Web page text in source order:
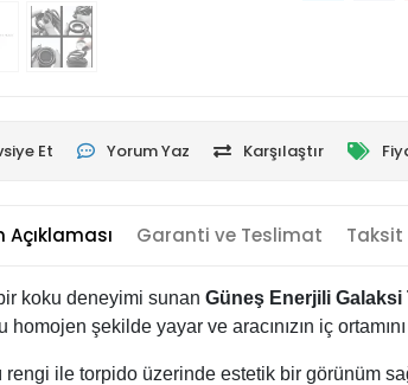
Et Yorum Yaz Karşılaştır
Açıklaması Garanti ve Teslimat Taksit
koku deneyimi sunan Güneş Enerjili Galaksi
şekilde yayar ve aracınızın iç
rengi ile torpido üzerinde estetik bir görünüm